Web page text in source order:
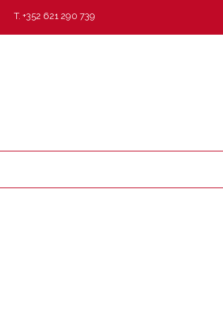
T. +352 621 290 739